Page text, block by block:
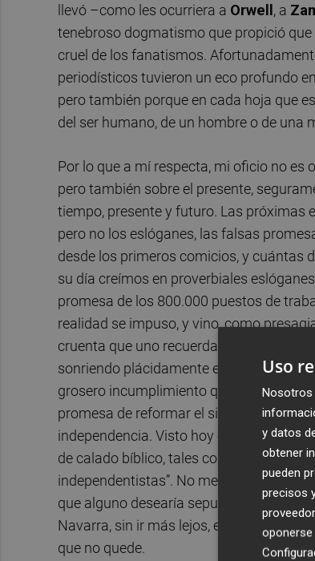
llevó –como les ocurriera a Orwell, a
tenebroso dogmatismo que propició
cruel de los fanatismos.
periodísticos tuvieron un eco profundo
pero también porque en cada hoja que
del ser humano, de un hombre o de una
Por lo que a mí respecta, mi oficio no es
pero también sobre el presente,
tiempo, presente y futuro. Las próximas
pero no los eslóganes, las falsas
desde los primeros comicios, y cuántas
su día creímos en proverbiales
promesa de los 800.000 puestos de
realidad se impuso, y vino, como
cruenta que uno recuerda. El
sonriendo plácidamente en su
grosero incumplimiento que le costó la
promesa de reformar el sistema de
independencia. Visto hoy en día, nos
de calado bíblico, tales como “No
independentistas”. No me dirán que no
que alguno desearía sepultar: “Con Bildu
Navarra, sin ir más lejos, estarán
que no quede.
Uso
Nosotros
y datos
obtener
pueden
precisos
oponerse